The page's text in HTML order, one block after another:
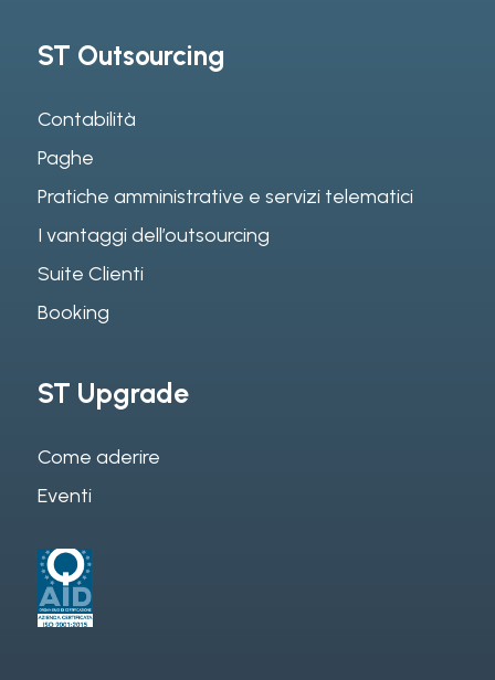
ST Outsourcing
Contabilità
Paghe
Pratiche amministrative e servizi telematici
I vantaggi dell’outsourcing
Suite Clienti
Booking
ST Upgrade
Come aderire
Eventi